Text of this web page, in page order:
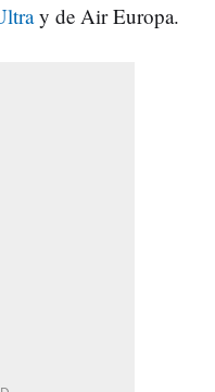
y de Air Europa.